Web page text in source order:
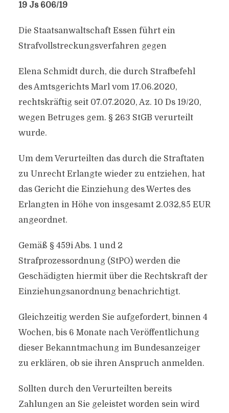
19 Js 606/​19
Die Staatsanwaltschaft Essen führt ein
Strafvollstreckungsverfahren gegen
Elena Schmidt durch, die durch Strafbefehl
des Amtsgerichts Marl vom 17.06.2020,
rechtskräftig seit 07.07.2020, Az. 10 Ds 19/​20,
wegen Betruges gem. § 263 StGB verurteilt
wurde.
Um dem Verurteilten das durch die Straftaten
zu Unrecht Erlangte wieder zu entziehen, hat
das Gericht die Einziehung des Wertes des
Erlangten in Höhe von insgesamt 2.032,85 EUR
angeordnet.
Gemäß § 459i Abs. 1 und 2
Strafprozessordnung (StPO) werden die
Geschädigten hiermit über die Rechtskraft der
Einziehungsanordnung benachrichtigt.
Gleichzeitig werden Sie aufgefordert, binnen 4
Wochen, bis 6 Monate nach Veröffentlichung
dieser Bekanntmachung im Bundesanzeiger
zu erklären, ob sie ihren Anspruch anmelden.
Sollten durch den Verurteilten bereits
Zahlungen an Sie geleistet worden sein wird